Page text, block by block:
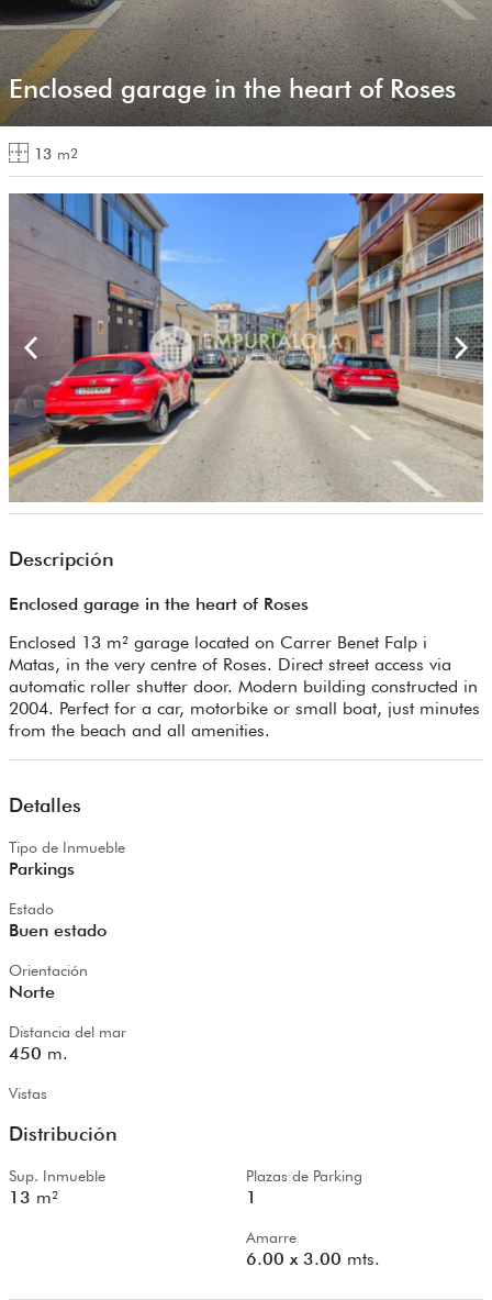
Enclosed garage in the heart of Roses
13 m2
Descripción
Enclosed garage in the heart of Roses
Enclosed 13 m² garage located on Carrer Benet Falp i
Matas, in the very centre of Roses. Direct street access via
automatic roller shutter door. Modern building constructed in
2004. Perfect for a car, motorbike or small boat, just minutes
from the beach and all amenities.
Detalles
Tipo de Inmueble
Parkings
Estado
Buen estado
Orientación
Norte
Distancia del mar
450 m.
Vistas
Distribución
Sup. Inmueble
13 m²
Plazas de Parking
1
Amarre
6.00 x 3.00 mts.